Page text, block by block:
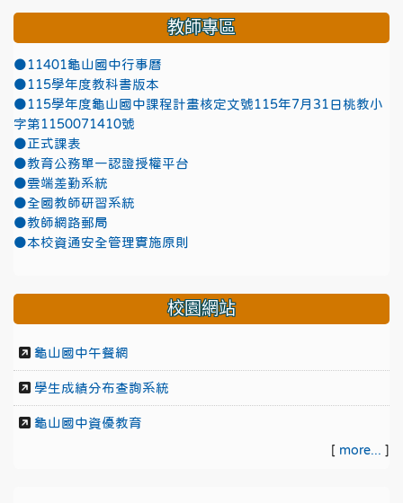
教師專區
●11401龜山國中行事曆
●115學年度教科書版本
●115學年度龜山國中課程計畫核定文號115年7月31日桃教小
字第1150071410號
●正式課表
●教育公務單一認證授權平台
●雲端差勤系統
●全國教師研習系統
●教師網路郵局
●本校資通安全管理實施原則
校園網站
龜山國中午餐網
學生成績分布查詢系統
龜山國中資優教育
[ more... ]